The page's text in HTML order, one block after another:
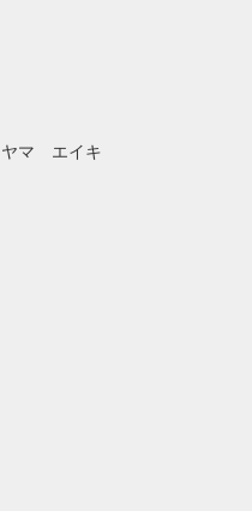
マ エイキ